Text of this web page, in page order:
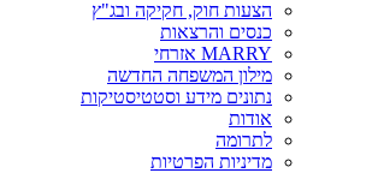
הצעות חוק, חקיקה ובג"ץ
כנסים והרצאות
MARRY אזרחי
מילון המשפחה החדשה
נתונים מידע וסטטיסטיקות
אודות
לתרומה
מדיניות הפרטיות